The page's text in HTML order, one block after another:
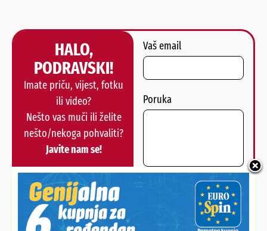
HALO,
PODRAVSKI!
Imate priču, vijest, fotku
ili video?
Nešto vas muči ili želite
nešto/nekoga pohvaliti?
Javite nam se!
Vaš email
Poruka
POŠALJI
Alternative: